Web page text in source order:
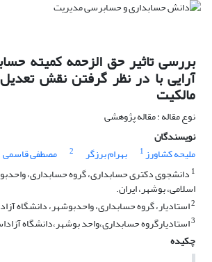
بررسی تاثیر حق الزحمه کمیته
آرایی با در نظر گرفتن نقش
مالکیت
نوع مقاله : مقاله پژوهشی
نویسندگان
ملیحه کشاورز1 بهرام برزگر 2 مصطفی قاسمی
1 دانشجوی دکتری حسابداری، گروه حسابداری،
اسلامی، بوشهر، ایران.
2استادیار، گروه حسابداری، واحدبوشهر، دانشگاه
3استادیارگروه حسابداری،واحد بوشهر،دانشگاه
چکیده